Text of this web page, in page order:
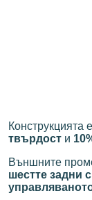
Конструкцията
твърдост и
Външните
шестте задни